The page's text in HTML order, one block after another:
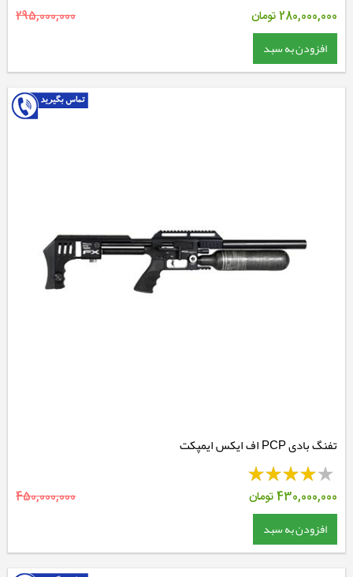
280,000,000تومان 295,000,000
افزودن به سبد
تفنگ بادی PCP اف ایکس ایمپکت
430,000,000تومان 450,000,000
افزودن به سبد